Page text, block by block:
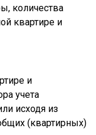
количества
квартире и
и
учета
исходя из
(квартирных)